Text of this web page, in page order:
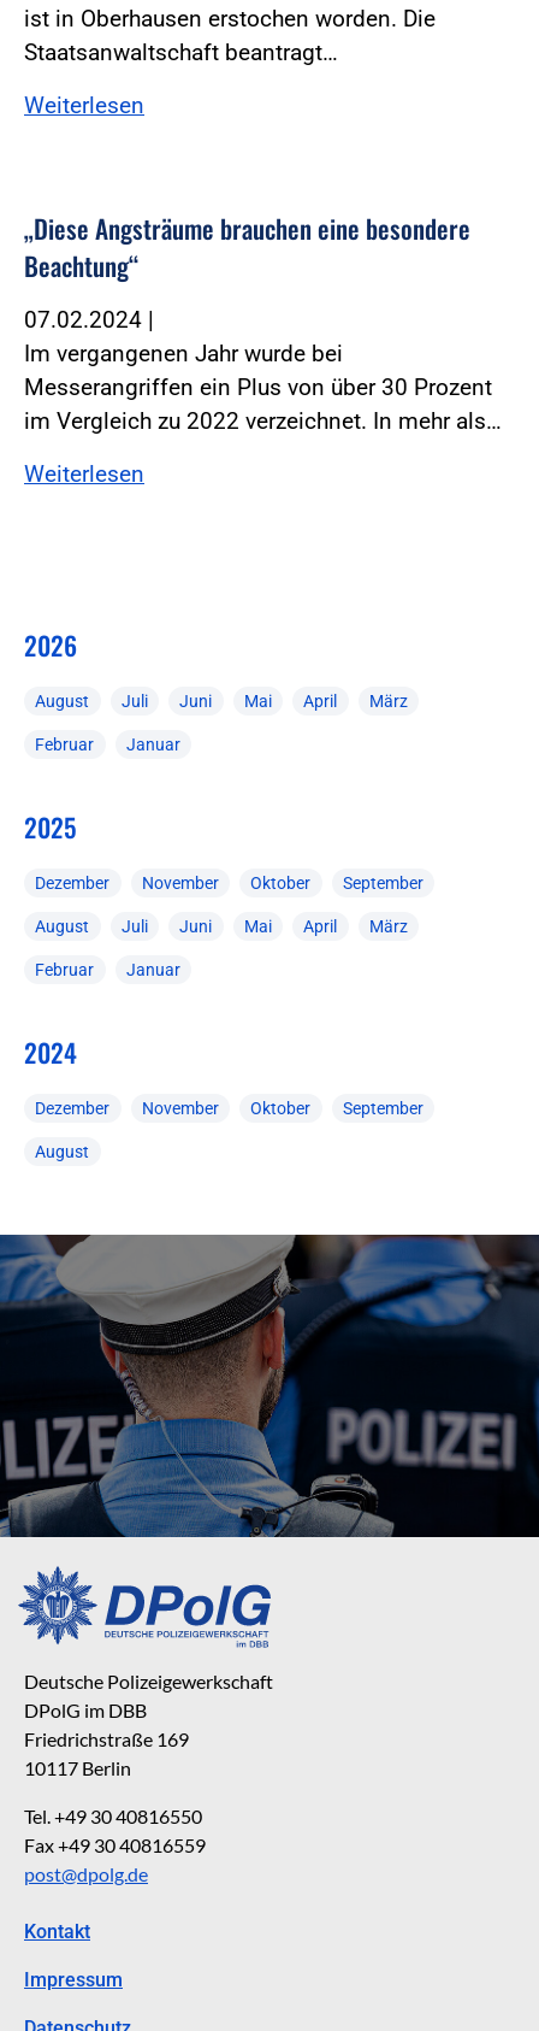
ist in Oberhausen erstochen worden. Die
Staatsanwaltschaft beantragt…
Weiterlesen
„Diese Angsträume brauchen eine besondere
Beachtung“
07.02.2024 |
Im vergangenen Jahr wurde bei
Messerangriffen ein Plus von über 30 Prozent
im Vergleich zu 2022 verzeichnet. In mehr als…
Weiterlesen
2026
August Juli Juni Mai April März
Februar Januar
2025
Dezember November Oktober September
August Juli Juni Mai April März
Februar Januar
2024
Dezember November Oktober September
August
Deutsche Polizeigewerkschaft
DPolG im DBB
Friedrichstraße 169
10117 Berlin
Tel. +49 30 40816550
Fax +49 30 40816559
post@dpolg.de
Kontakt
Impressum